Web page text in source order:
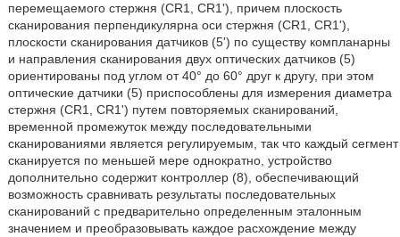
перемещаемого стержня (CR1, CR1'), причем плоскость
сканирования перпендикулярна оси стержня (CR1, CR1'),
плоскости сканирования датчиков (5') по существу компланарны
и направления сканирования двух оптических датчиков (5)
ориентированы под углом от 40° до 60° друг к другу, при этом
оптические датчики (5) приспособлены для измерения диаметра
стержня (CR1, CR1') путем повторяемых сканирований,
временной промежуток между последовательными
сканированиями является регулируемым, так что каждый сегмент
сканируется по меньшей мере однократно, устройство
дополнительно содержит контроллер (8), обеспечивающий
возможность сравнивать результаты последовательных
сканирований с предварительно определенным эталонным
значением и преобразовывать каждое расхождение между